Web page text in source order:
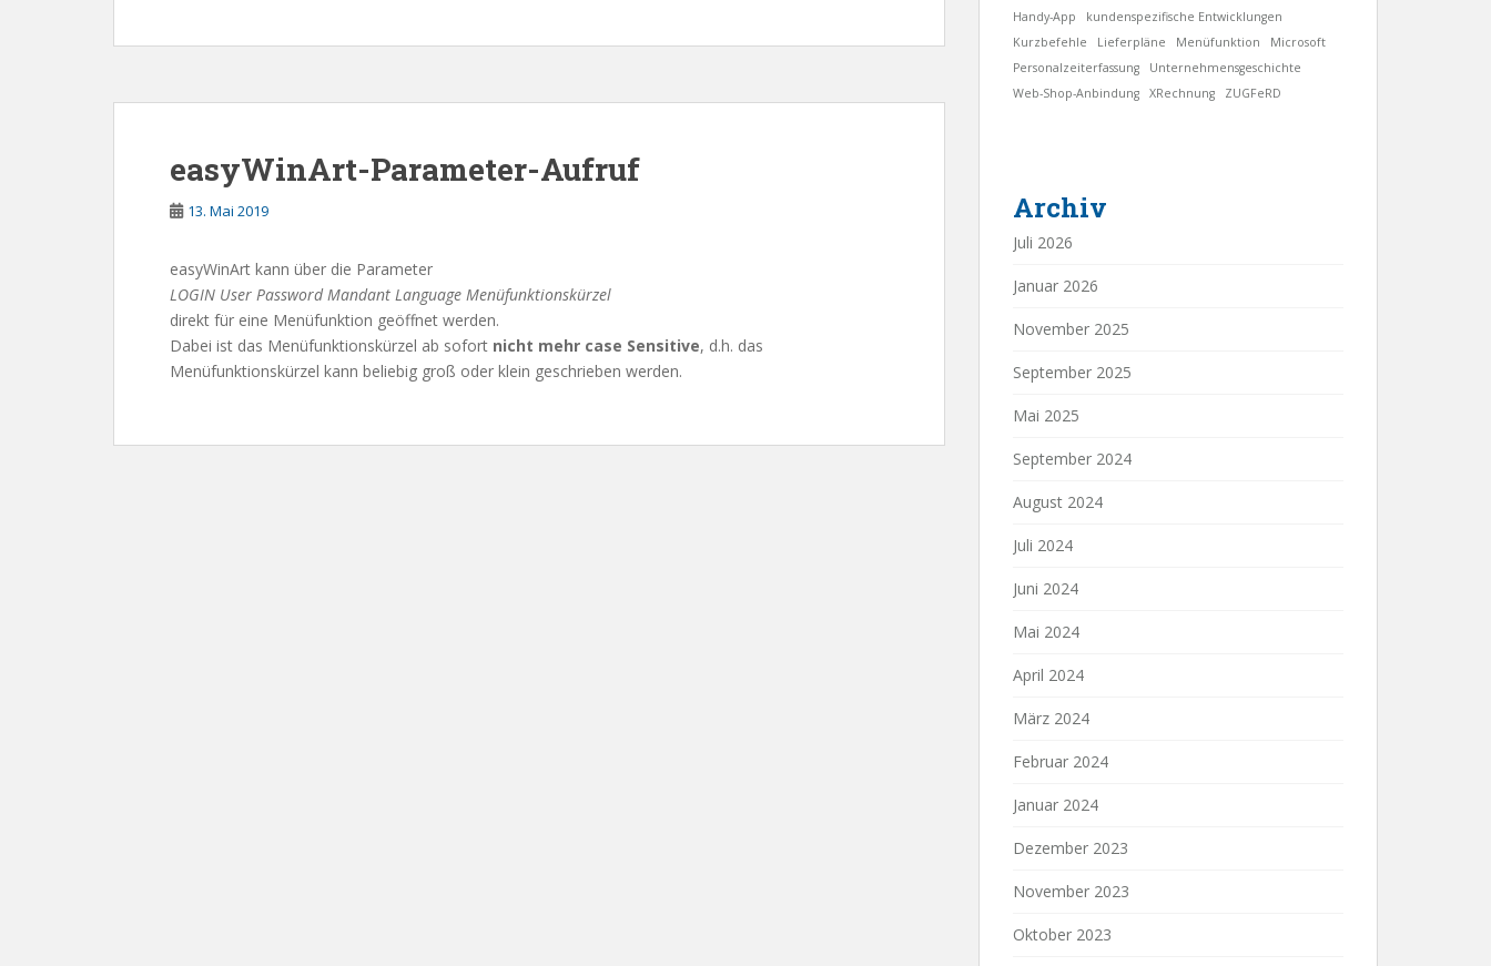
easyWinArt-Parameter-Aufruf
13. Mai 2019
easyWinArt kann über die Parameter
LOGIN User Password Mandant Language Menüfunktionskürzel
direkt für eine Menüfunktion geöffnet werden.
Dabei ist das Menüfunktionskürzel ab sofort nicht mehr case Sensitive, d.h. das
Menüfunktionskürzel kann beliebig groß oder klein geschrieben werden.
Handy-App
kundenspezifische Entwicklungen
Kurzbefehle
Lieferpläne Menüfunktion
Microsoft
Personalzeiterfassung
Unternehmensgeschichte
Web-Shop-Anbindung
XRechnung ZUGFeRD
Archiv
Juli 2026
Januar 2026
November 2025
September 2025
Mai 2025
September 2024
August 2024
Juli 2024
Juni 2024
Mai 2024
April 2024
März 2024
Februar 2024
Januar 2024
Dezember 2023
November 2023
Oktober 2023